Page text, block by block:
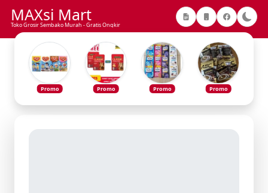
MAXsi Mart
Toko Grosir Sembako Murah - Gratis Ongkir
Promo Promo Promo Promo